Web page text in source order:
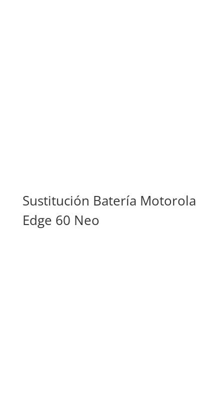
Sustitución Batería Motorola
Edge 60 Neo